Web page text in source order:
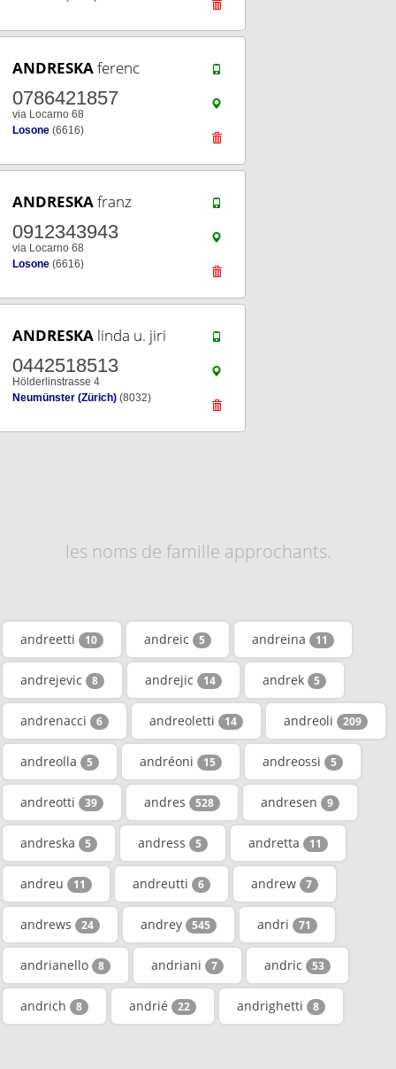
ANDRESKAferenc
0786421857
via Locarno 68
Losone (6616)
ANDRESKAfranz
0912343943
via Locarno 68
Losone (6616)
ANDRESKA linda u. jiri
0442518513
Hölderlinstrasse 4
Neumünster (Zürich) (8032)
les noms de famille approchants.
andreetti 10 andreic 5 andreina 11
andrejevic 8 andrejic 14 andrek 5
andrenacci 6 andreoletti 14 andreoli 209
andreolla 5 andréoni 15 andreossi 5
andreotti 39 andres 528 andresen 9
andreska 5 andress 5 andretta 11
andreu 11 andreutti 6 andrew 7
andrews 24 andrey 545 andri 71
andrianello 8 andriani 7 andric 53
andrich 8 andrié 22 andrighetti 8